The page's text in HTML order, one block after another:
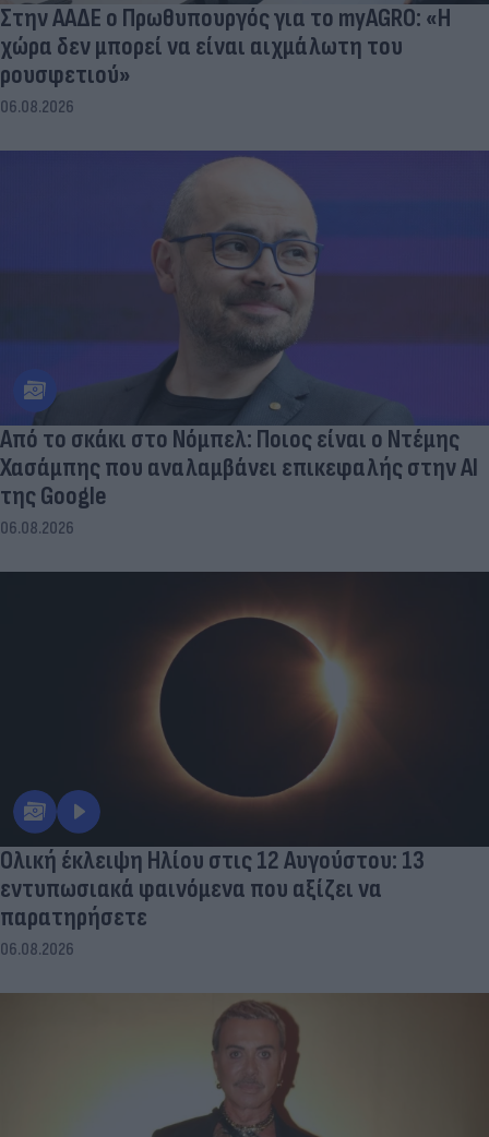
Στην ΑΑΔΕ ο Πρωθυπουργός για το myAGRO: «Η
χώρα δεν μπορεί να είναι αιχμάλωτη του
ρουσφετιού»
06.08.2026
Από το σκάκι στο Νόμπελ: Ποιος είναι ο Ντέμης
Χασάμπης που αναλαμβάνει επικεφαλής στην ΑΙ
της Google
06.08.2026
Ολική έκλειψη Ηλίου στις 12 Αυγούστου: 13
εντυπωσιακά φαινόμενα που αξίζει να
παρατηρήσετε
06.08.2026